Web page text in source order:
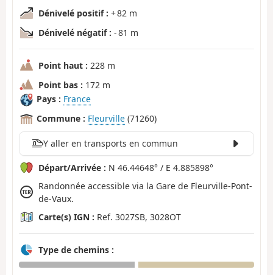
Dénivelé positif : + 82 m
Dénivelé négatif : - 81 m
Point haut : 228 m
Point bas : 172 m
Pays : France
Commune : Fleurville (71260)
Y aller en transports en commun
Départ/Arrivée : N 46.44648° / E 4.885898°
Randonnée accessible via la Gare de Fleurville-Pont-
de-Vaux.
Carte(s) IGN : Ref. 3027SB, 3028OT
Type de chemins :